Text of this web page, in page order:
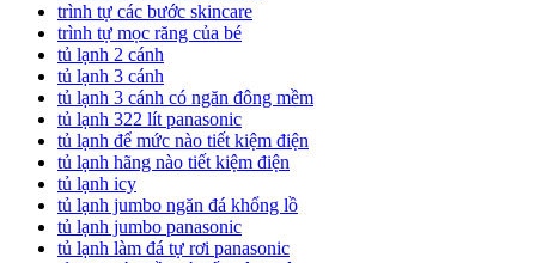
trình tự các bước skincare
trình tự mọc răng của bé
tủ lạnh 2 cánh
tủ lạnh 3 cánh
tủ lạnh 3 cánh có ngăn đông mềm
tủ lạnh 322 lít panasonic
tủ lạnh để mức nào tiết kiệm điện
tủ lạnh hãng nào tiết kiệm điện
tủ lạnh icy
tủ lạnh jumbo ngăn đá khổng lồ
tủ lạnh jumbo panasonic
tủ lạnh làm đá tự rơi panasonic